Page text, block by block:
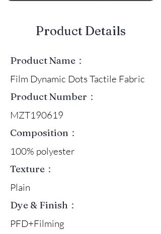
​Product Details
Product Name：
Film Dynamic Dots Tactile Fabric
Product Number：
MZT190619
Composition：
100% polyester
Texture：
Plain
Dye & Finish：
PFD+Filming